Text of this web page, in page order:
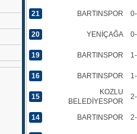
21 BARTINSPOR
20 YENİÇAĞA
19 BARTINSPOR
16 BARTINSPOR
15
KOZLU
BELEDİYESPOR
14 BARTINSPOR